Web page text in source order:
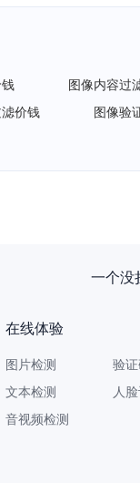
图像内容过
价钱
图像验
新规
在线体验
图片检测
文本检测
音视频检测
验
人